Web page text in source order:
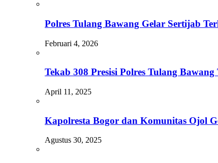
Polres Tulang Bawang Gelar Sertijab
Februari 4, 2026
Tekab 308 Presisi Polres Tulang
April 11, 2025
Kapolresta Bogor dan Komunitas Ojol
Agustus 30, 2025